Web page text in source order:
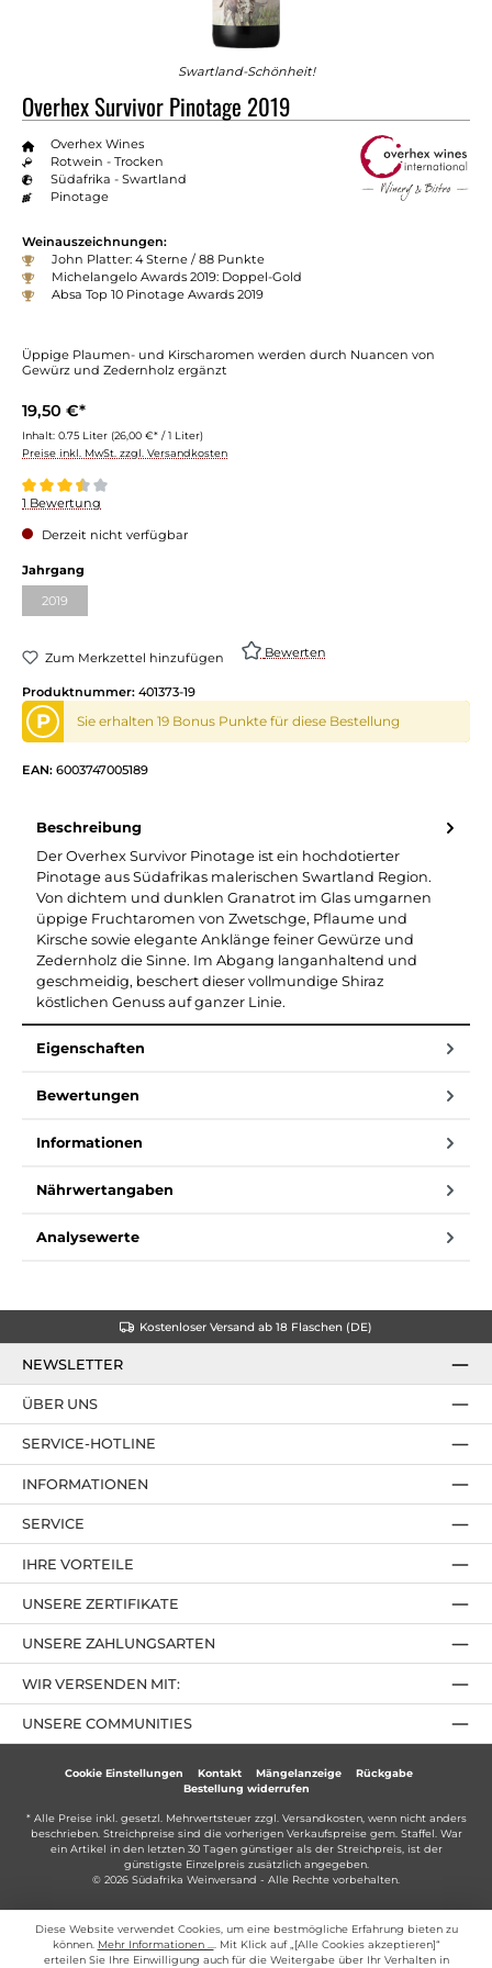
Swartland-Schönheit!
Overhex Survivor Pinotage 2019
Overhex Wines
Rotwein - Trocken
Südafrika - Swartland
Pinotage
Weinauszeichnungen:
John Platter: 4 Sterne / 88 Punkte
Michelangelo Awards 2019: Doppel-Gold
Absa Top 10 Pinotage Awards 2019
Üppige Plaumen- und Kirscharomen werden durch Nuancen von
Gewürz und Zedernholz ergänzt
19,50 €*
Inhalt: 0.75 Liter (26,00 €* / 1 Liter)
Preise inkl. MwSt. zzgl. Versandkosten
Durchschnittliche Bewertung von 3.5 von 5 Sternen
1 Bewertung
Derzeit nicht verfügbar
Jahrgang
2019(Diese Option ist zurzeit nicht verfügbar.)
Zum Merkzettel hinzufügen Bewerten
Produktnummer: 401373-19
P Sie erhalten 19 Bonus Punkte für diese Bestellung
EAN: 6003747005189
Beschreibung
Der Overhex Survivor Pinotage ist ein hochdotierter
Pinotage aus Südafrikas malerischen Swartland Region.
Von dichtem und dunklen Granatrot im Glas umgarnen
üppige Fruchtaromen von Zwetschge, Pflaume und
Kirsche sowie elegante Anklänge feiner Gewürze und
Zedernholz die Sinne. Im Abgang langanhaltend und
geschmeidig, beschert dieser vollmundige Shiraz
köstlichen Genuss auf ganzer Linie.
Eigenschaften
Bewertungen
Informationen
Nährwertangaben
Analysewerte
Kostenloser Versand ab 18 Flaschen (DE)
NEWSLETTER
SERVICE-HOTLINE
IHRE VORTEILE
UNSERE ZAHLUNGSARTEN
ÜBER UNS
UNSERE ZERTIFIKATE
INFORMATIONEN
SERVICE
UNSERE COMMUNITIES
WIR VERSENDEN MIT:
Cookie Einstellungen Kontakt Mängelanzeige
Rückgabe
Bestellung widerrufen
* Alle Preise inkl. gesetzl. Mehrwertsteuer zzgl. Versandkosten, wenn nicht anders
beschrieben. Streichpreise sind die vorherigen Verkaufspreise gem. Staffel. War
ein Artikel in den letzten 30 Tagen günstiger als der Streichpreis, ist der
günstigste Einzelpreis zusätzlich angegeben.
© 2026 Südafrika Weinversand - Alle Rechte vorbehalten.
Diese Website verwendet Cookies, um eine bestmögliche Erfahrung bieten zu
können. Mehr Informationen ...
. Mit Klick auf „[Alle Cookies akzeptieren]“
erteilen Sie Ihre Einwilligung auch für die Weitergabe über Ihr Verhalten in